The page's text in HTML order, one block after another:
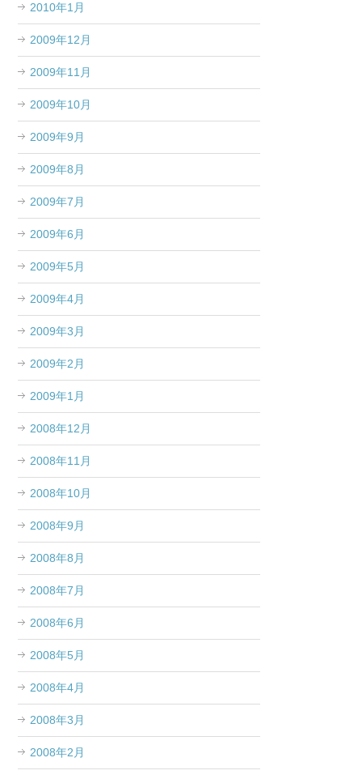
2010年1月
2009年12月
2009年11月
2009年10月
2009年9月
2009年8月
2009年7月
2009年6月
2009年5月
2009年4月
2009年3月
2009年2月
2009年1月
2008年12月
2008年11月
2008年10月
2008年9月
2008年8月
2008年7月
2008年6月
2008年5月
2008年4月
2008年3月
2008年2月